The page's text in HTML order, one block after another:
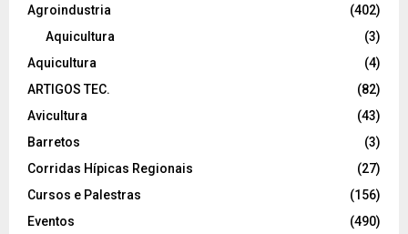
Agroindustria
(402)
Aquicultura
(3)
Aquicultura
(4)
ARTIGOS TEC.
(82)
Avicultura
(43)
Barretos
(3)
Corridas Hípicas Regionais
(27)
Cursos e Palestras
(156)
Eventos
(490)